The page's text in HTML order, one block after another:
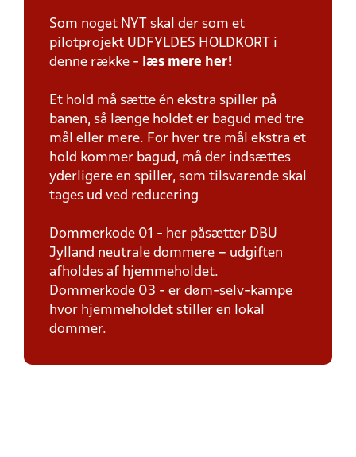
Som noget NYT skal der som et
pilotprojekt UDFYLDES HOLDKORT i
denne række - læs mere her!
Et hold må sætte én ekstra spiller på
banen, så længe holdet er bagud med tre
mål eller mere. For hver tre mål ekstra et
hold kommer bagud, må der indsættes
yderligere en spiller, som tilsvarende skal
tages ud ved reducering
Dommerkode 01 - her påsætter DBU
Jylland neutrale dommere – udgiften
afholdes af hjemmeholdet.
Dommerkode 03 - er døm-selv-kampe
hvor hjemmeholdet stiller en lokal
dommer.